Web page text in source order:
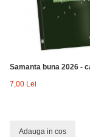
Samanta buna 2026 -
7,00 Lei
Adauga in cos